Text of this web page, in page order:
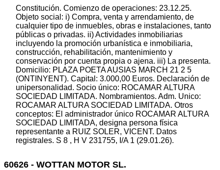
Constitución. Comienzo de operaciones: 23.12.25.
Objeto social: i) Compra, venta y arrendamiento, de
cualquier tipo de inmuebles, obras e instalaciones, tanto
públicas o privadas. ii) Actividades inmobiliarias
incluyendo la promoción urbanística e inmobiliaria,
construcción, rehabilitación, mantenimiento y
conservación por cuenta propia o ajena. iii) La presenta.
Domicilio: PLAZA POETA AUSIAS MARCH 21 2 5
(ONTINYENT). Capital: 3.000,00 Euros. Declaración de
unipersonalidad. Socio único: ROCAMAR ALTURA
SOCIEDAD LIMITADA. Nombramientos. Adm. Unico:
ROCAMAR ALTURA SOCIEDAD LIMITADA. Otros
conceptos: El administrador único ROCAMAR ALTURA
SOCIEDAD LIMITADA, designa persona física
representante a RUIZ SOLER, VICENT. Datos
registrales. S 8 , H V 231755, I/A 1 (29.01.26).
60626 - WOTTAN MOTOR SL.